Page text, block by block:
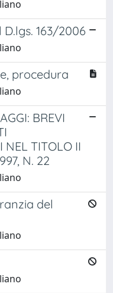
163/2006
procedura
BREVI
NEL TITOLO II
N. 22
del